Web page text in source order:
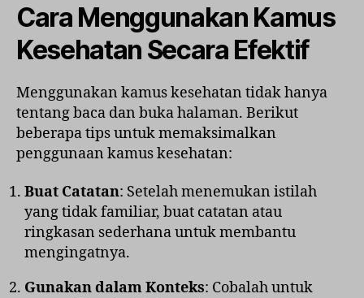
Cara Menggunakan Kamus
Kesehatan Secara Efektif
Menggunakan kamus kesehatan tidak hanya
tentang baca dan buka halaman. Berikut
beberapa tips untuk memaksimalkan
penggunaan kamus kesehatan:
Buat Catatan: Setelah menemukan istilah
yang tidak familiar, buat catatan atau
ringkasan sederhana untuk membantu
mengingatnya.
Gunakan dalam Konteks: Cobalah untuk